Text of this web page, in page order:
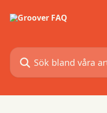
Sök bland våra artiklar …